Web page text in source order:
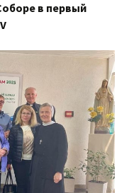
в первый